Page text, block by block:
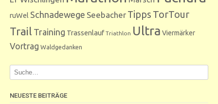
ruWel Schnadewege Seebacher Tipps TorTour
Trail Training Trassenlauf Triathlon Ultra Viermärker
Vortrag Waldgedanken
NEUESTE BEITRÄGE